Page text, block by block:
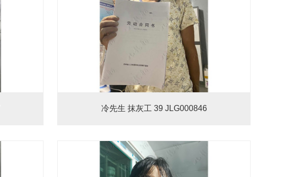
冷先生 抹灰工 39 JLG000846